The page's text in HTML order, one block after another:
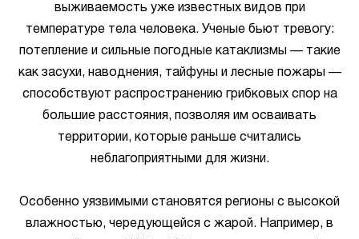
выживаемость уже известных видов при
температуре тела человека. Ученые бьют тревогу:
потепление и сильные погодные катаклизмы — такие
как засухи, наводнения, тайфуны и лесные пожары —
способствуют распространению грибковых спор на
большие расстояния, позволяя им осваивать
территории, которые раньше считались
неблагоприятными для жизни.
Особенно уязвимыми становятся регионы с высокой
влажностью, чередующейся с жарой. Например, в